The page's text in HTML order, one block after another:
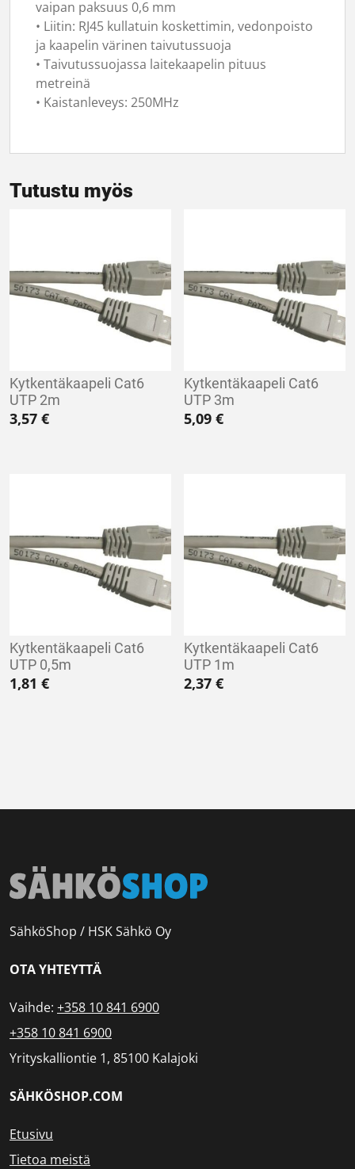
vaipan paksuus 0,6 mm
• Liitin: RJ45 kullatuin koskettimin, vedonpoisto
ja kaapelin värinen taivutussuoja
• Taivutussuojassa laitekaapelin pituus
metreinä
• Kaistanleveys: 250MHz
Tutustu myös
Kytkentäkaapeli Cat6
UTP 2m
3,57 €
Kytkentäkaapeli Cat6
UTP 3m
5,09€
Kytkentäkaapeli Cat6
UTP 0,5m
1,81 €
Kytkentäkaapeli Cat6
UTP 1m
2,37€
SähköShop / HSK Sähkö Oy
OTA YHTEYTTÄ
Vaihde: +358 10 841 6900
+358 10 841 6900
Yrityskalliontie 1, 85100 Kalajoki
SÄHKÖSHOP.COM
Etusivu
Tietoa meistä